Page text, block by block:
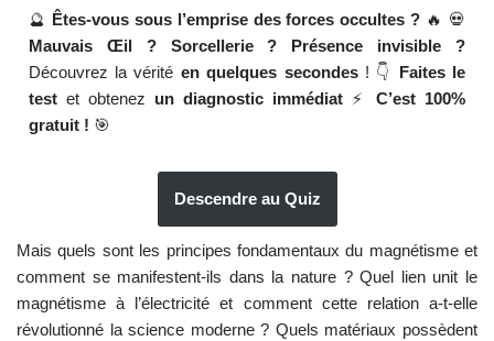
🔮 Êtes-vous sous l’emprise des forces occultes ? 🔥 💀
Mauvais Œil ? Sorcellerie ? Présence invisible ?
Découvrez la vérité en quelques secondes! 👇 Faites le
testet obtenez un diagnostic immédiat ⚡C’est 100%
gratuit ! 🎯
Descendre au Quiz
Mais quels sont les principes fondamentaux du magnétisme et
comment se manifestent-ils dans la nature ? Quel lien unit le
magnétisme à l’électricité et comment cette relation a-t-elle
révolutionné la science moderne ? Quels matériaux possèdent